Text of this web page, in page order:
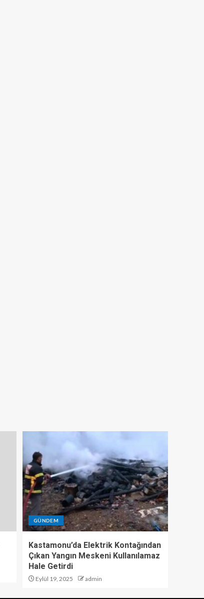
GÜNDEM
Kastamonu’da Elektrik Kontağından
Çıkan Yangın Meskeni Kullanılamaz
Hale Getirdi
Eylül 19, 2025 admin